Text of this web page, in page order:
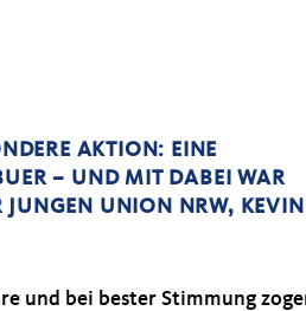
AKTION: EINE
– UND MIT DABEI WAR
JUNGEN UNION NRW, KEVIN
und bei bester Stimmung